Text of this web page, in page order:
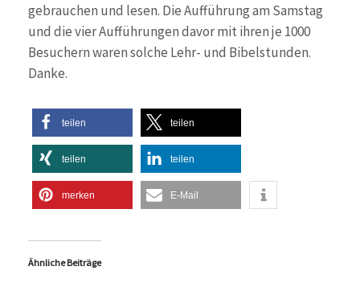
gebrauchen und lesen. Die Aufführung am Samstag
und die vier Aufführungen davor mit ihren je 1000
Besuchern waren solche Lehr- und Bibelstunden.
Danke.
teilen teilen
teilen teilen
merken E-Mail
Ähnliche Beiträge